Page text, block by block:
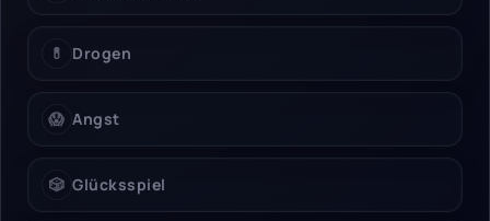
💊 Drogen
😱 Angst
🎲 Glücksspiel